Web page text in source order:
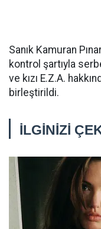
Sanık Kamuran
kontrol şartıyla
ve kızı E.Z.A.
birleştirildi.